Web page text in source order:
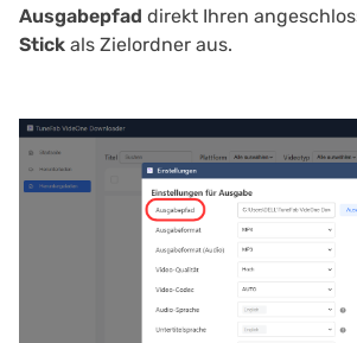
Ausgabepfad direkt Ihren
Stick als Zielordner aus.